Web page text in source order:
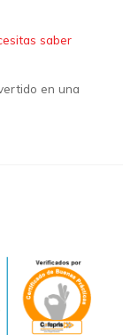
saber
en una